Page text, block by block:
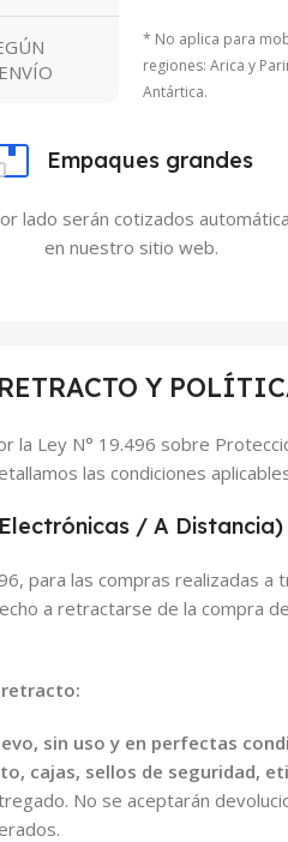
* No aplica para
regiones: Arica y
Antártica.
Empaques grandes
lado serán cotizados
en nuestro sitio web.
Y
la Ley N° 19.496 sobre
las condiciones
/ A Distancia)
para las compras realizadas
a retractarse de la compra
sin uso y en perfectas
cajas, sellos de seguridad,
No se aceptarán